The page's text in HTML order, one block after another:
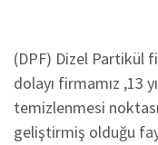
(DPF) Dizel Partikül
dolayı firmamız ,13
temizlenmesi
geliştirmiş olduğu